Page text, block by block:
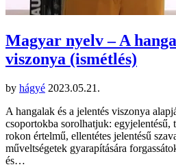
Magyar nyelv – A
viszonya (ismétlés)
by hágyé 2023.05.21.
A hangalak és a jelentés viszonya
csoportokba sorolhatjuk: egyjelentésű,
rokon értelmű, ellentétes jelentésű
műveltségetek gyarapítására
és…